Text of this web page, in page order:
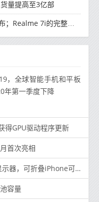
量提高至3亿部
7i的完整规格并导致泄漏
，全球智能手机和平板
年第一季度下降
得GPU驱动程序更新
首次亮相
可折叠iPhone可能在开发中
容量